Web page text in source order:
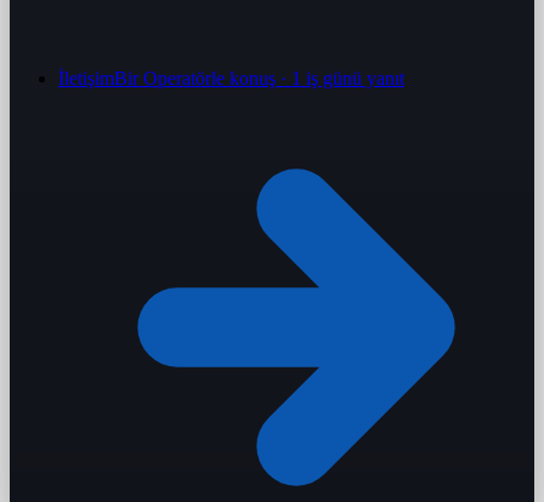
İletişimBir Operatörle konuş · 1 iş günü yanıt